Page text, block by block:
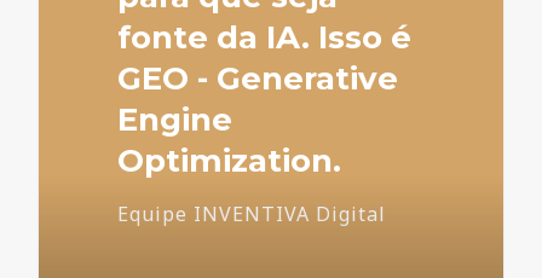
fonte da IA. Isso é
GEO - Generative
Engine
Optimization.
Equipe INVENTIVA Digital